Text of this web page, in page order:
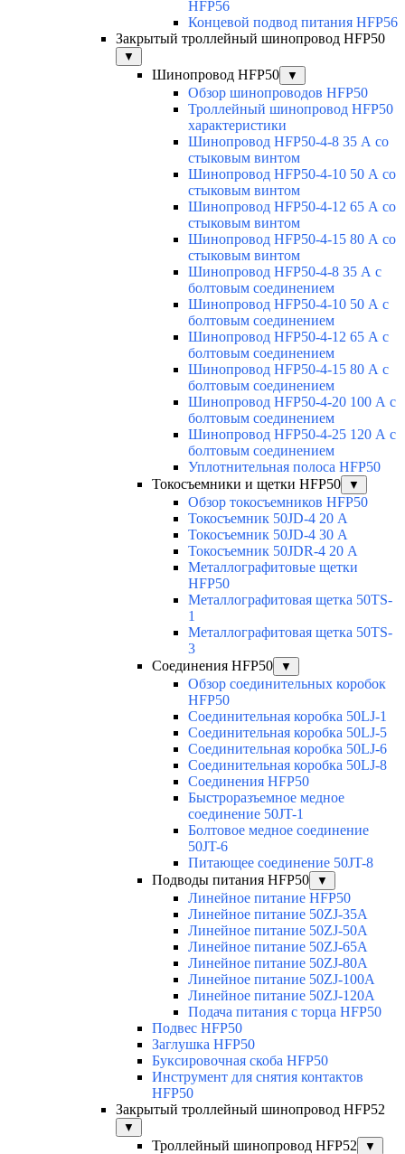
HFP56
Концевой подвод питания HFP56
Закрытый троллейный шинопровод HFP50
▼
Шинопровод HFP50 ▼
Обзор шинопроводов HFP50
Троллейный шинопровод HFP50
характеристики
Шинопровод HFP50-4-8 35 А со
стыковым винтом
Шинопровод HFP50-4-10 50 А со
стыковым винтом
Шинопровод HFP50-4-12 65 А со
стыковым винтом
Шинопровод HFP50-4-15 80 А со
стыковым винтом
Шинопровод HFP50-4-8 35 А с
болтовым соединением
Шинопровод HFP50-4-10 50 А с
болтовым соединением
Шинопровод HFP50-4-12 65 А с
болтовым соединением
Шинопровод HFP50-4-15 80 А с
болтовым соединением
Шинопровод HFP50-4-20 100 А с
болтовым соединением
Шинопровод HFP50-4-25 120 А с
болтовым соединением
Уплотнительная полоса HFP50
Токосъемники и щетки HFP50
▼
Обзор токосъемников HFP50
Токосъемник 50JD-4 20 А
Токосъемник 50JD-4 30 А
Токосъемник 50JDR-4 20 А
Металлографитовые щетки
HFP50
Металлографитовая щетка 50TS-
1
Металлографитовая щетка 50TS-
3
Соединения HFP50
▼
Обзор соединительных коробок
HFP50
Соединительная коробка 50LJ-1
Соединительная коробка 50LJ-5
Соединительная коробка 50LJ-6
Соединительная коробка 50LJ-8
Соединения HFP50
Быстроразъемное медное
соединение 50JT-1
Болтовое медное соединение
50JT-6
Питающее соединение 50JT-8
Подводы питания HFP50
▼
Линейное питание HFP50
Линейное питание 50ZJ-35A
Линейное питание 50ZJ-50A
Линейное питание 50ZJ-65A
Линейное питание 50ZJ-80A
Линейное питание 50ZJ-100A
Линейное питание 50ZJ-120A
Подача питания с торца HFP50
Подвес HFP50
Заглушка HFP50
Буксировочная скоба HFP50
Инструмент для снятия контактов
HFP50
Закрытый троллейный шинопровод HFP52
▼
Троллейный шинопровод HFP52 ▼